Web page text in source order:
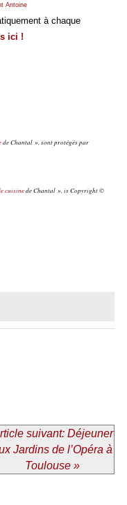
Antoine
à chaque
ici !
de Chantal », sont protégés par
cuisinede Chantal », is Copyright ©
suivant: Déjeuner
Jardins de l’Opéra à
Toulouse »